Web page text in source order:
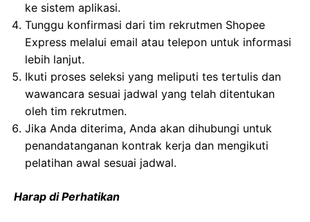
ke sistem aplikasi.
Tunggu konfirmasi dari tim rekrutmen Shopee
Express melalui email atau telepon untuk informasi
lebih lanjut.
Ikuti proses seleksi yang meliputi tes tertulis dan
wawancara sesuai jadwal yang telah ditentukan
oleh tim rekrutmen.
Jika Anda diterima, Anda akan dihubungi untuk
penandatanganan kontrak kerja dan mengikuti
pelatihan awal sesuai jadwal.
Harap di Perhatikan